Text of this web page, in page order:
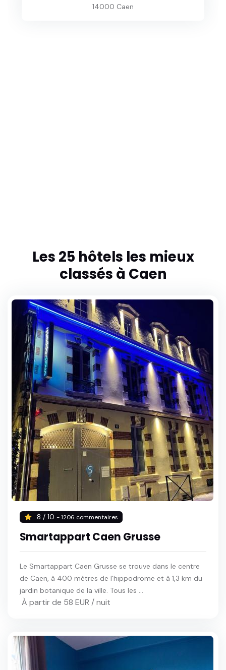
Les 25 hôtels les mieux
classés à Caen
8 / 10 - 1206 commentaires
Smartappart Caen Grusse
Le Smartappart Caen Grusse se trouve dans le centre
de Caen, à 400 mètres de l'hippodrome et à 1,3 km du
jardin botanique de la ville. Tous les ...
À partir de 58 EUR / nuit